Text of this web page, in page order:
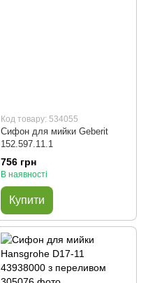
Код товару: 534055
Сифон для мийки Geberit
152.597.11.1
756 грн
В наявності
Купити